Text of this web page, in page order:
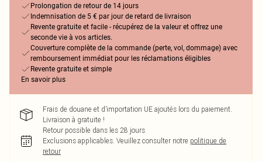
Prolongation de retour de 14 jours
Indemnisation de 5 € par jour de retard de livraison
Revente gratuite et facile - récupérez de la valeur et offrez une
seconde vie à vos articles.
Couverture complète de la commande (perte, vol, dommage) avec
remboursement immédiat pour les réclamations éligibles
Revente gratuite et simple
En savoir plus
Frais de douane et d’importation UE ajoutés lors du paiement.
Livraison à gratuite !
Retour possible dans les 28 jours
Exclusions applicables. Veuillez consulter notre politique de
retour